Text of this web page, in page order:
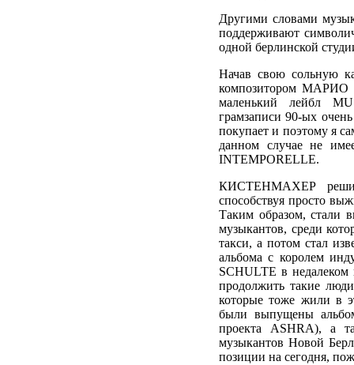
Другими словами
поддерживают
одной берлинской
Начав свою сольную
композитором МАРИО
маленький лейбл
грамзаписи 90-ых
покупает и поэтому я
данном случае не
INTEMPORELLE.
КИСТЕНМАХЕР решил
способствуя просто
Таким образом, стали
музыкантов, среди
такси, а потом стал
альбома с королем
SCHULTE в недалеком
продолжить такие
которые тоже жили в
были выпущены
проекта ASHRA), а
музыкантов Новой
позиции на сегодня,